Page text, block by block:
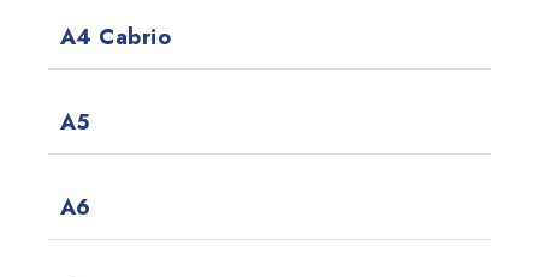
A4 Cabrio
A5
A6